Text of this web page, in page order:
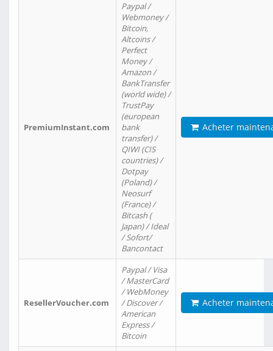
PremiumInstant.com
Paypal /
Webmoney /
Bitcoin,
Altcoins /
Perfect
Money /
Amazon /
BankTransfer
(world wide) /
TrustPay
(european
bank
transfer) /
QIWI (CIS
countries) /
Dotpay
(Poland) /
Neosurf
(France) /
Bitcash (
Japan) / Ideal
/ Sofort/
Bancontact
Acheter
ResellerVoucher.com
Paypal / Visa
/ MasterCard
/ WebMoney
/ Discover /
American
Express /
Bitcoin
Acheter